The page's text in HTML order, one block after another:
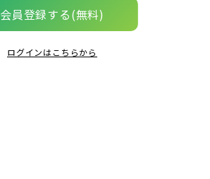
会員登録する(無料)
ログインはこちらから